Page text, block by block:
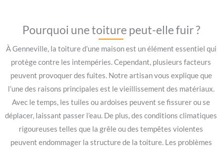
Pourquoi une toiture peut-elle fuir ?
À Genneville, la toiture d’une maison est un élément essentiel qui
protège contre les intempéries. Cependant, plusieurs facteurs
peuvent provoquer des fuites. Notre artisan vous explique que
l’une des raisons principales est le vieillissement des matériaux.
Avec le temps, les tuiles ou ardoises peuvent se fissurer ou se
déplacer, laissant passer l’eau. De plus, des conditions climatiques
rigoureuses telles que la grêle ou des tempêtes violentes
peuvent endommager la structure de la toiture. Les problèmes